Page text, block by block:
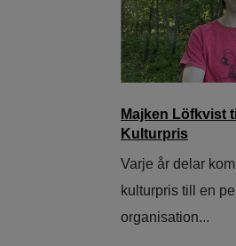
Majken Löfkvist
Kulturpris
Varje år delar
kulturpris till en
organisation...